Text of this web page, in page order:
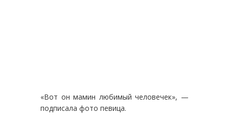
«Вот он мамин любимый человечек», —
подписала фото певица.